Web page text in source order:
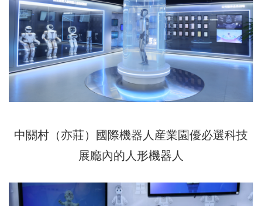
中關村（亦莊）國際機器人産業園優必選科技
展廳內的人形機器人